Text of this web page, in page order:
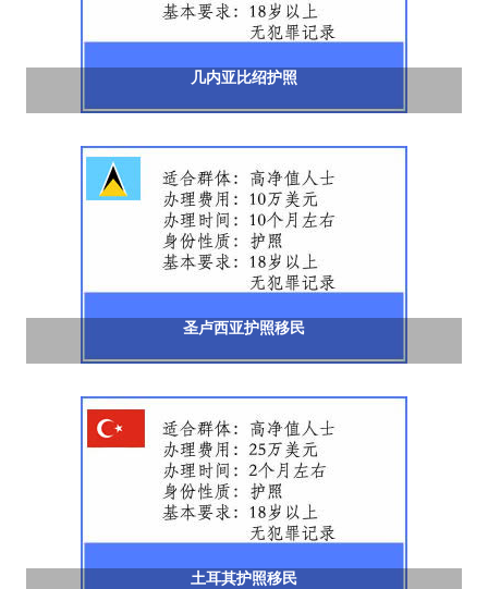
几内亚比绍护照
圣卢西亚护照移民
土耳其护照移民